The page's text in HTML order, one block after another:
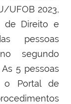
UFOB 2023,
de Direito e
pessoas
segundo
5 pessoas
o Portal de